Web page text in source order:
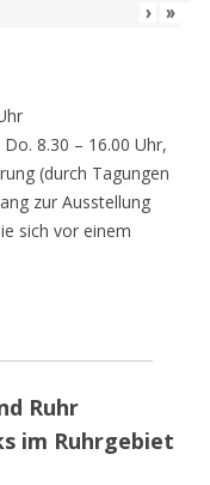
› »
8.30 – 16.00 Uhr,
(durch Tagungen
zur Ausstellung
sich vor einem
Ruhr
im Ruhrgebiet